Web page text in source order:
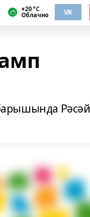
+20 °С
Облачно VK
Рәсәй